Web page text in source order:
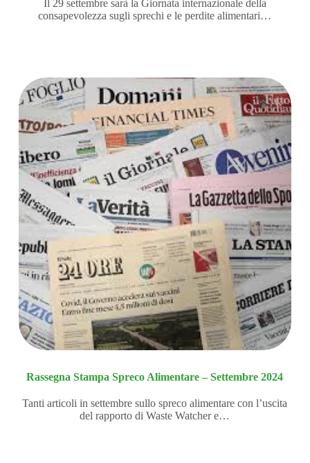
Il 29 settembre sarà la Giornata internazionale della
consapevolezza sugli sprechi e le perdite alimentari…
Rassegna Stampa Spreco Alimentare – Settembre 2024
Tanti articoli in settembre sullo spreco alimentare con l’uscita
del rapporto di Waste Watcher e…